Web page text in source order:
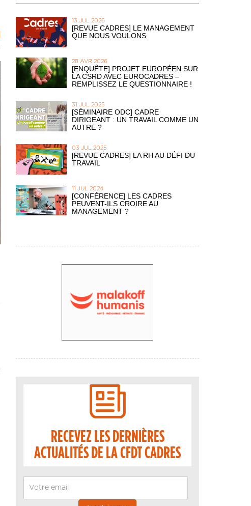
13 JUL 2026
[REVUE CADRES] LE MANAGEMENT
QUE NOUS VOULONS
28 AVR 2026
[ENQUÊTE] PROJET EUROPÉEN SUR
LA CSRD AVEC EUROCADRES –
REMPLISSEZ LE QUESTIONNAIRE !
31 JUL 2025
[SÉMINAIRE ODC] CADRE
DIRIGEANT : UN TRAVAIL COMME UN
AUTRE ?
03 JUL 2025
[REVUE CADRES] LA RH AU DÉFI DU
TRAVAIL
11 JUL 2024
[CONFÉRENCE] LES CADRES
PEUVENT-ILS CROIRE AU
MANAGEMENT ?
RECEVEZ LES DERNIÈRES
ACTUALITÉS DE LA CFDT CADRES